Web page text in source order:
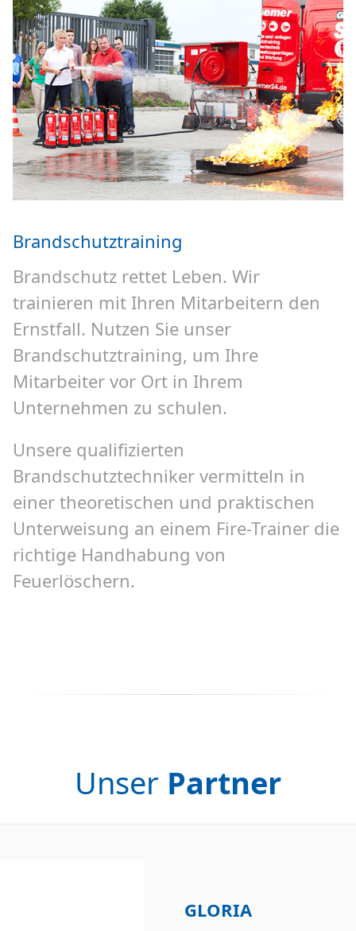
Brandschutztraining
Brandschutz rettet Leben. Wir
trainieren mit Ihren Mitarbeitern den
Ernstfall. Nutzen Sie unser
Brandschutztraining, um Ihre
Mitarbeiter vor Ort in Ihrem
Unternehmen zu schulen.
Unsere qualifizierten
Brandschutztechniker vermitteln in
einer theoretischen und praktischen
Unterweisung an einem Fire-Trainer die
richtige Handhabung von
Feuerlöschern.
Unser Partner
GLORIA